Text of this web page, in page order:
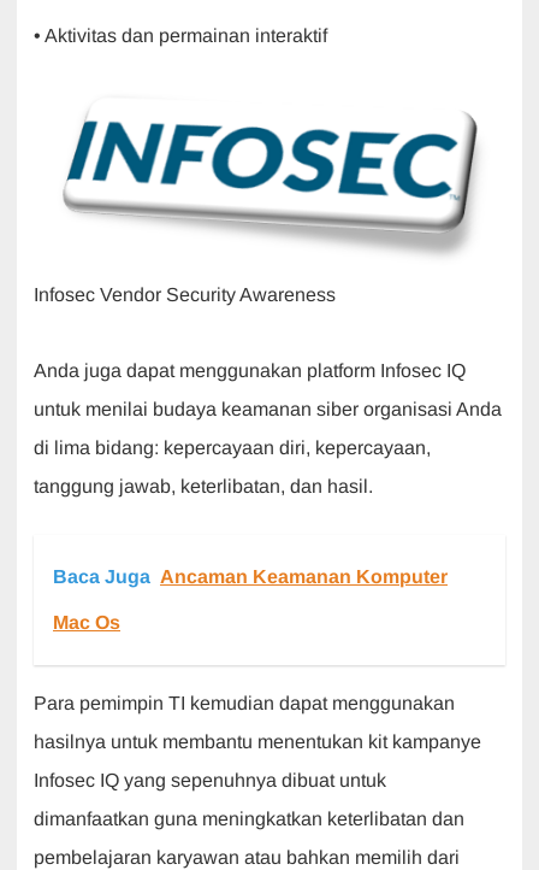
• Aktivitas dan permainan interaktif
Infosec Vendor Security Awareness
Anda juga dapat menggunakan platform Infosec IQ
untuk menilai budaya keamanan siber organisasi Anda
di lima bidang: kepercayaan diri, kepercayaan,
tanggung jawab, keterlibatan, dan hasil.
Baca Juga Ancaman Keamanan Komputer
Mac Os
Para pemimpin TI kemudian dapat menggunakan
hasilnya untuk membantu menentukan kit kampanye
Infosec IQ yang sepenuhnya dibuat untuk
dimanfaatkan guna meningkatkan keterlibatan dan
pembelajaran karyawan atau bahkan memilih dari